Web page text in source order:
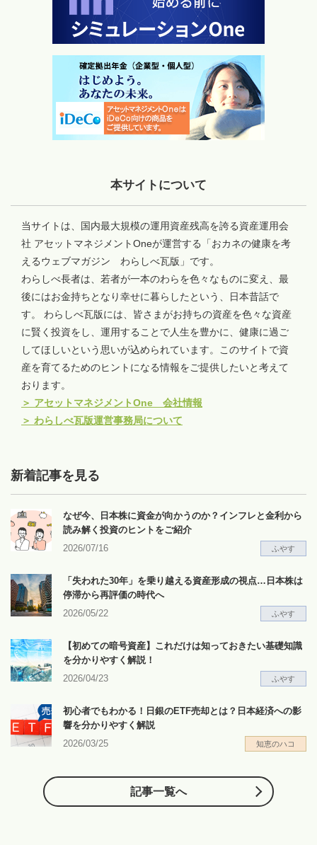
本サイトについて
当サイトは、国内最大規模の運用資産残高を誇る資産運用会
社 アセットマネジメントOneが運営する「おカネの健康を考
えるウェブマガジン わらしべ瓦版」です。
わらしべ長者は、若者が一本のわらを色々なものに変え、最
後にはお金持ちとなり幸せに暮らしたという、日本昔話で
す。 わらしべ瓦版には、皆さまがお持ちの資産を色々な資産
に賢く投資をし、運用することで人生を豊かに、健康に過ご
してほしいという思いが込められています。このサイトで資
産を育てるためのヒントになる情報をご提供したいと考えて
おります。
＞ アセットマネジメントOne 会社情報
＞ わらしべ瓦版運営事務局について
新着記事を見る
なぜ今、日本株に資金が向かうのか？インフレと金利から
読み解く投資のヒントをご紹介
2026/07/16
ふやす
「失われた30年」を乗り越える資産形成の視点…日本株は
停滞から再評価の時代へ
2026/05/22
ふやす
【初めての暗号資産】これだけは知っておきたい基礎知識
を分かりやすく解説！
2026/04/23
ふやす
初心者でもわかる！日銀のETF売却とは？日本経済への影
響を分かりやすく解説
2026/03/25
知恵のハコ
記事一覧へ